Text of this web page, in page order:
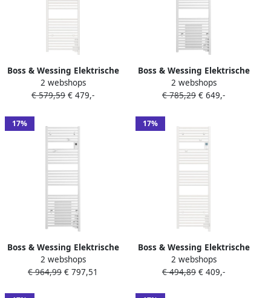
Boss & Wessing Elektrische
Handdoekradiator BWS Dry
183.7x55 cm Digitaal 1000W
2 webshops
€ 579,59 € 479,-
Boss & Wessing Elektrische
Handdoekradiator BWS Dry
183.7x55 cm Digitaal Met
2 webshops
€ 785,29 € 649,-
17%
Boss & Wessing Elektrische
Handdoekradiator BWS Dry
159x50 cm Digitaal Met
2 webshops
€ 964,99 € 797,51
17%
Boss & Wessing Elektrische
Handdoekradiator BWS Dry
159x50 cm Digitaal 750W
2 webshops
€ 494,89 € 409,-